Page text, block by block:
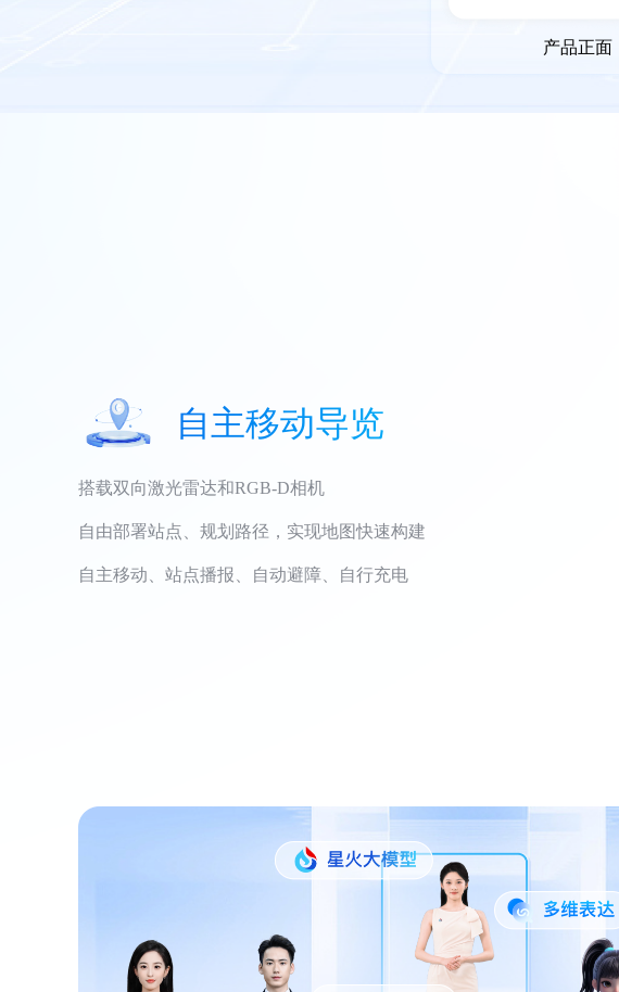
产品正面
自主移动导览
搭载双向激光雷达和RGB-D相机
自由部署站点、规划路径，实现地图快速构建
自主移动、站点播报、自动避障、自行充电